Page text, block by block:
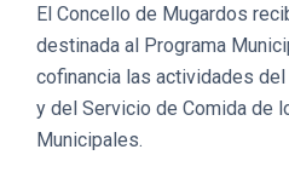
El Concello de Mugardos
destinada al Programa
cofinancia las actividades
y del Servicio de Comida de
Municipales.